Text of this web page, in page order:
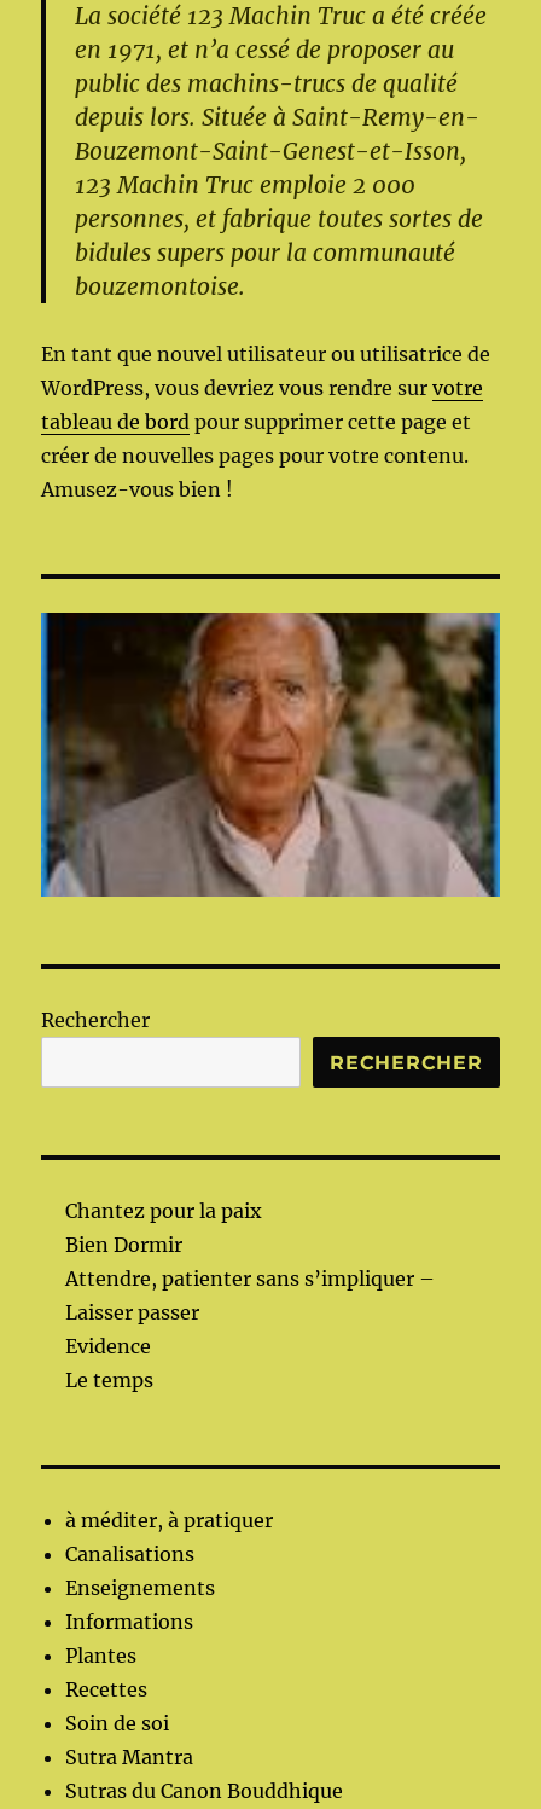
La société 123 Machin Truc a été créée
en 1971, et n’a cessé de proposer au
public des machins-trucs de qualité
depuis lors. Située à Saint-Remy-en-
Bouzemont-Saint-Genest-et-Isson,
123 Machin Truc emploie 2 000
personnes, et fabrique toutes sortes de
bidules supers pour la communauté
bouzemontoise.
En tant que nouvel utilisateur ou utilisatrice de
WordPress, vous devriez vous rendre survotre
tableau de bord pour supprimer cette page et
créer de nouvelles pages pour votre contenu.
Amusez-vous bien !
Rechercher
RECHERCHER
Chantez pour la paix
Bien Dormir
Attendre, patienter sans s’impliquer –
Laisser passer
Evidence
Le temps
à méditer, à pratiquer
Canalisations
Enseignements
Informations
Plantes
Recettes
Soin de soi
Sutra Mantra
Sutras du Canon Bouddhique